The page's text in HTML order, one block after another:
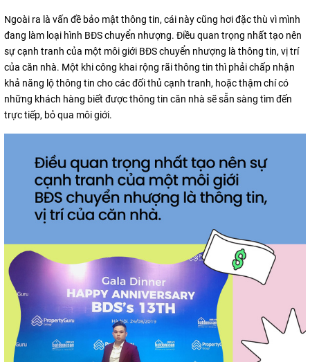
Ngoài ra là vấn đề bảo mật thông tin, cái này cũng hơi đặc thù vì mình
đang làm loại hình BĐS chuyển nhượng. Điều quan trọng nhất tạo nên
sự cạnh tranh của một môi giới BĐS chuyển nhượng là thông tin, vị trí
của căn nhà. Một khi công khai rộng rãi thông tin thì phải chấp nhận
khả năng lộ thông tin cho các đối thủ cạnh tranh, hoặc thậm chí có
những khách hàng biết được thông tin căn nhà sẽ sẵn sàng tìm đến
trực tiếp, bỏ qua môi giới.